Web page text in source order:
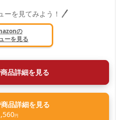
ーを見てみよう！
の
ーを見る
品詳細を見る
品詳細を見る
円